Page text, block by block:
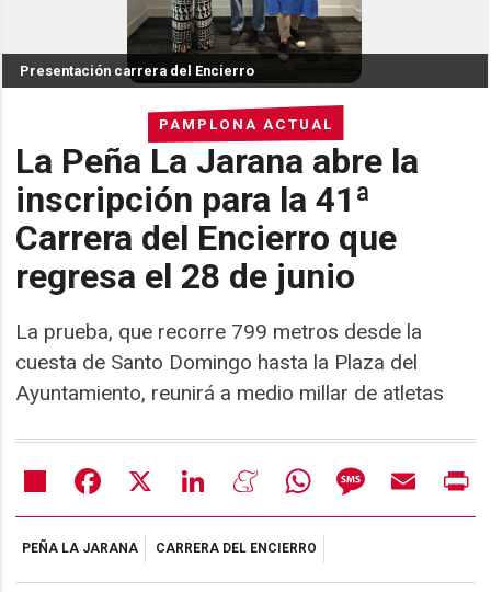
PAMPLONA ACTUAL
La Peña La Jarana abre la
inscripción para la 41ª
Carrera del Encierro que
regresa el 28 de junio
La prueba, que recorre 799 metros desde la
cuesta de Santo Domingo hasta la Plaza del
Ayuntamiento, reunirá a medio millar de atletas
Presentación carrera del Encierro
Share Facebook LinkedIn MeneameWhatsAppMessageEmail
PEÑA LA JARANA CARRERA DEL ENCIERRO